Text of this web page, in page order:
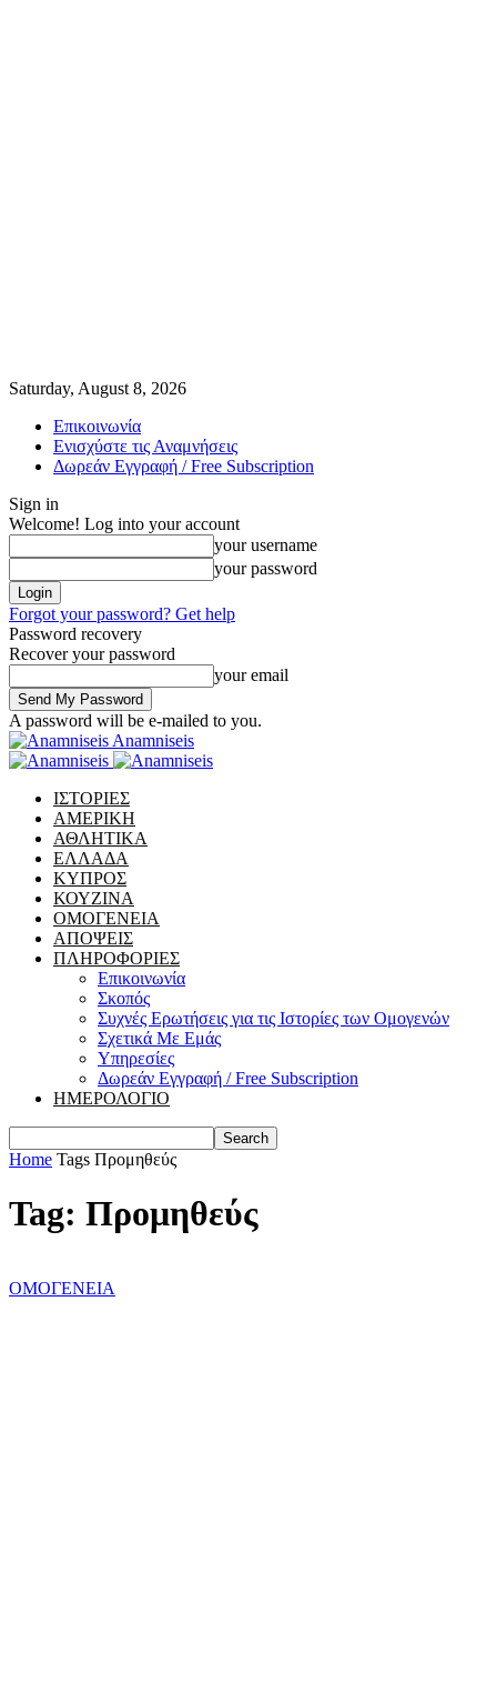
Saturday, August 8, 2026
Επικοινωνία
Ενισχύστε τις Αναμνήσεις
Δωρεάν Εγγραφή / Free Subscription
Sign in
Welcome! Log into your account
your username
your password
Forgot your password? Get help
Password recovery
Recover your password
your email
A password will be e-mailed to you.
Anamniseis
ΙΣΤΟΡΙΕΣ
ΑΜΕΡΙΚΗ
ΑΘΛΗΤΙΚΑ
ΕΛΛΑΔΑ
ΚΥΠΡΟΣ
ΚΟΥΖΙΝΑ
ΟΜΟΓΕΝΕΙΑ
ΑΠΟΨΕΙΣ
ΠΛΗΡΟΦΟΡΙΕΣ
Επικοινωνία
Σκοπός
Συχνές Ερωτήσεις για τις Ιστορίες των Ομογενών
Σχετικά Με Εμάς
Υπηρεσίες
Δωρεάν Εγγραφή / Free Subscription
ΗΜΕΡΟΛΟΓΙΟ
Home Tags Προμηθεύς
Tag: Προμηθεύς
ΟΜΟΓΕΝΕΙΑ